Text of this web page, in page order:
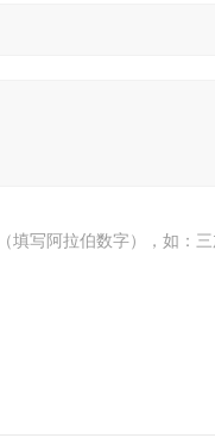
填写阿拉伯数字），如：